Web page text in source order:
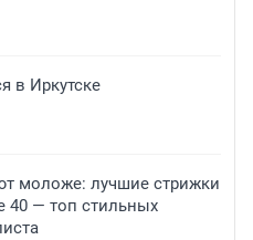
в Иркутске
моложе: лучшие стрижки
40 — топ стильных